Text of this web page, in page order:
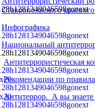
Ставропольского
Инфографика
Национальный
Антитеррористическая
Рекомендации по
Антитеррор. А вы знаете